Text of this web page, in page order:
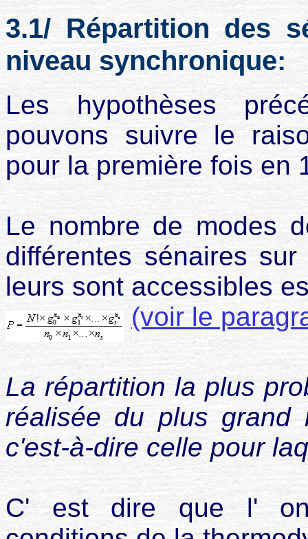
3.1/ Répartition des
niveau synchronique:
Les hypothèses
pouvons suivre le
pour la première fois en
Le nombre de modes
différentes sénaires
leurs sont accessibles
(voir le
La répartition la plus
réalisée du plus grand
c'est-à-dire celle pour
C' est dire que l' on